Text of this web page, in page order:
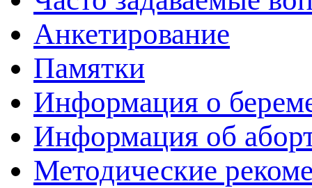
Анкетирование
Памятки
Информация о
Информация об
Методические